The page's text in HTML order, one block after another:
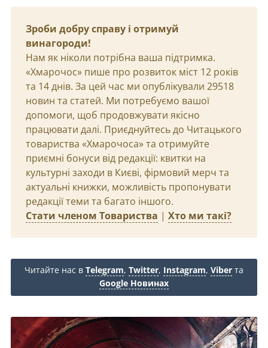
Зроби добру справу і отримуй
винагороди!
Нам як ніколи потрібна ваша підтримка.
«Хмарочос» пише про розвиток міст 12 років
та 14 днів. За цей час ми опублікували 29518
новин та статей. Ми потребуємо вашої
допомоги, щоб продовжувати якісно
працювати далі. Приєднуйтесь до Читацького
товариства «Хмарочоса» та отримуйте
приємні бонуси від редакції: квитки на
культурні заходи в Києві, фірмовий мерч та
актуальні книжки, можливість пропонувати
редакції теми та багато іншого.
Стати членом Товариства | Хто ми такі?
Читайте нас в Telegram, Twitter, Instagram, Viber та
Google Новинах